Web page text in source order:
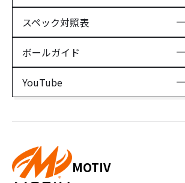
スペック対照表
ボールガイド
YouTube
MOTIV